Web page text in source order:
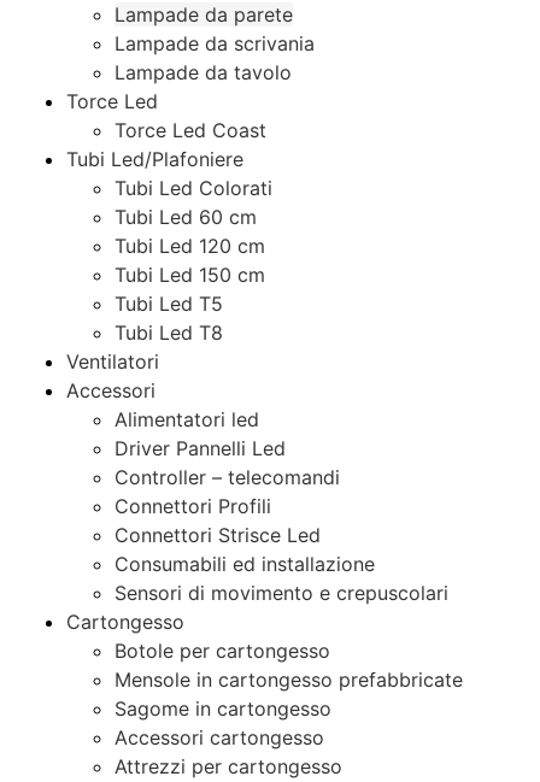
Lampade da parete
Lampade da scrivania
Lampade da tavolo
Torce Led
Torce Led Coast
Tubi Led/Plafoniere
Tubi Led Colorati
Tubi Led 60 cm
Tubi Led 120 cm
Tubi Led 150 cm
Tubi Led T5
Tubi Led T8
Ventilatori
Accessori
Alimentatori led
Driver Pannelli Led
Controller – telecomandi
Connettori Profili
Connettori Strisce Led
Consumabili ed installazione
Sensori di movimento e crepuscolari
Cartongesso
Botole per cartongesso
Mensole in cartongesso prefabbricate
Sagome in cartongesso
Accessori cartongesso
Attrezzi per cartongesso